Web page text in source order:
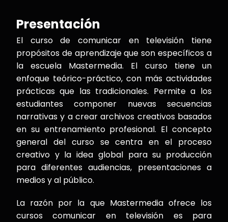
Presentación
El curso de comunicar en televisión tiene
propósitos de aprendizaje que son específicos a
la escuela Mastermedia. El curso tiene un
enfoque teórico-práctico, con más actividades
prácticas que las tradicionales. Permite a los
estudiantes componer nuevas secuencias
narrativas y a crear archivos creativos basados
en su entrenamiento profesional. El concepto
general del curso se centra en el proceso
creativo y la idea global para su producción
para diferentes audiencias, presentaciones a
medios y al público.
La razón por la que Mastermedia ofrece los
cursos comunicar en televisión es para